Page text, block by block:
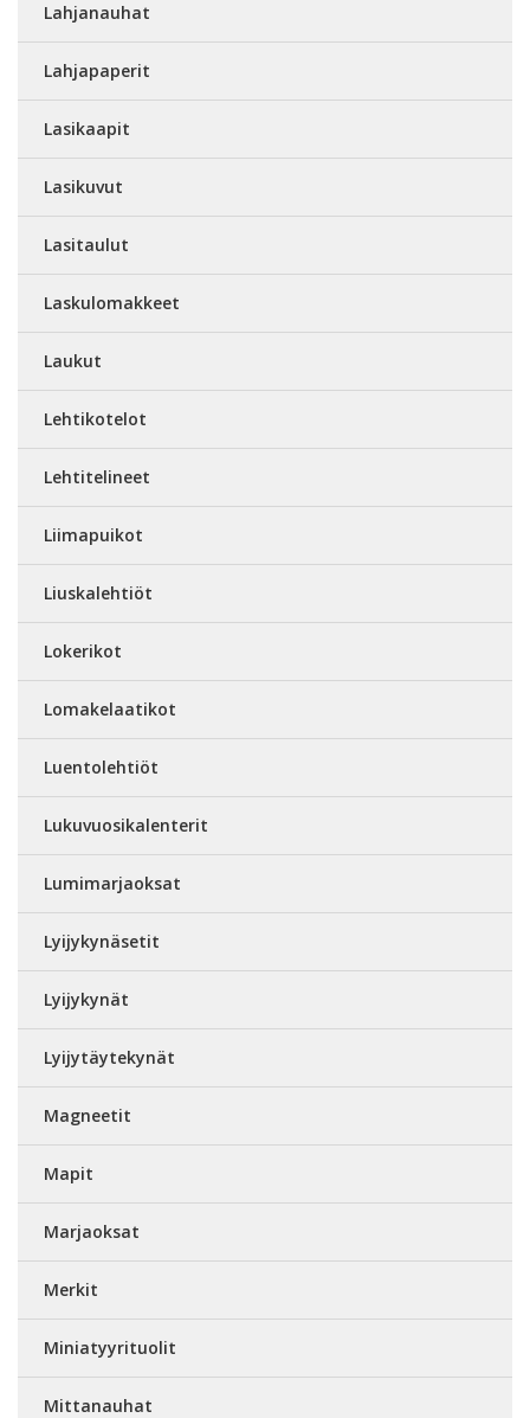
Lahjanauhat
Lahjapaperit
Lasikaapit
Lasikuvut
Lasitaulut
Laskulomakkeet
Laukut
Lehtikotelot
Lehtitelineet
Liimapuikot
Liuskalehtiöt
Lokerikot
Lomakelaatikot
Luentolehtiöt
Lukuvuosikalenterit
Lumimarjaoksat
Lyijykynäsetit
Lyijykynät
Lyijytäytekynät
Magneetit
Mapit
Marjaoksat
Merkit
Miniatyyrituolit
Mittanauhat